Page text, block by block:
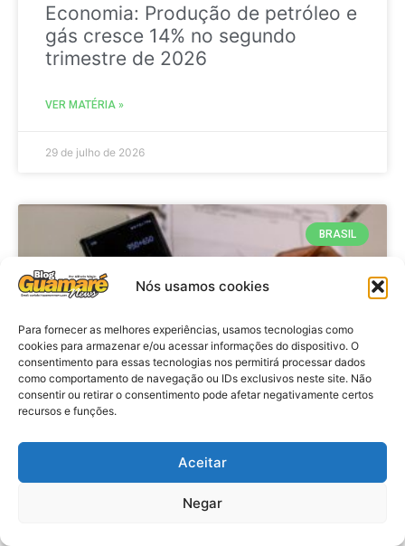
Nós usamos cookies
Para fornecer as melhores experiências, usamos tecnologias como
cookies para armazenar e/ou acessar informações do dispositivo. O
consentimento para essas tecnologias nos permitirá processar dados
como comportamento de navegação ou IDs exclusivos neste site. Não
consentir ou retirar o consentimento pode afetar negativamente certos
recursos e funções.
Aceitar
Negar
Economia: Produção de petróleo e
gás cresce 14% no segundo
trimestre de 2026
VER MATÉRIA »
29 de julho de 2026
BRASIL
Economia: Prazo de adesão ao
Programa Desenrola 2.0 é
prorrogado